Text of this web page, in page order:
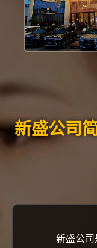
新盛公司
新盛公司